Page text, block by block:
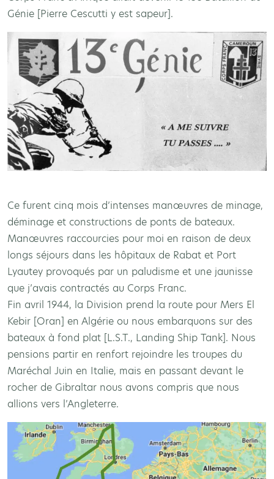
Génie [Pierre Cescutti y est sapeur].
Ce furent cinq mois d’intenses manœuvres de minage,
déminage et constructions de ponts de bateaux.
Manœuvres raccourcies pour moi en raison de deux
longs séjours dans les hôpitaux de Rabat et Port
Lyautey provoqués par un paludisme et une jaunisse
que j’avais contractés au Corps Franc.
Fin avril 1944, la Division prend la route pour Mers El
Kebir [Oran] en Algérie ou nous embarquons sur des
bateaux à fond plat [L.S.T., Landing Ship Tank]. Nous
pensions partir en renfort rejoindre les troupes du
Maréchal Juin en Italie, mais en passant devant le
rocher de Gibraltar nous avons compris que nous
allions vers l’Angleterre.